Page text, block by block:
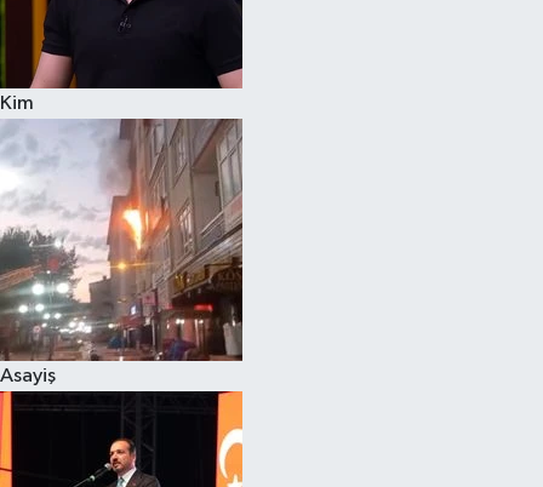
Kim
Asayiş
Çocuk
Eğitim
Hava Durumu
Kadın
Kim kimdir?
Kültür Sanat